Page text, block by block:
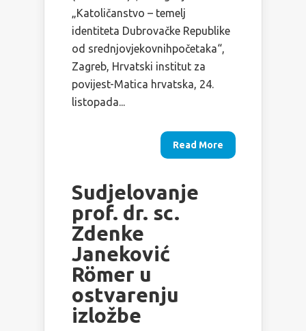
„Katoličanstvo – temelj
identiteta Dubrovačke Republike
od srednjovjekovnihpočetaka“,
Zagreb, Hrvatski institut za
povijest-Matica hrvatska, 24.
listopada...
Read More
Sudjelovanje
prof. dr. sc.
Zdenke
Janeković
Römer u
ostvarenju
izložbe